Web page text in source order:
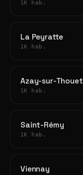
1K hab.
La Peyratte
1K hab.
Azay-sur-Thouet
1K hab.
Saint-Rémy
1K hab.
Viennay